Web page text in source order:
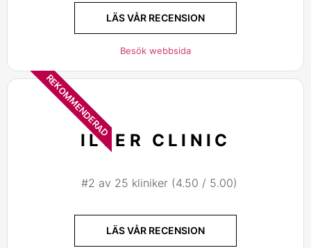
LÄS VÅR RECENSION
Besök webbsida
REKOMMENDERAD
ILTER CLINIC
#2 av 25 kliniker (4.50 / 5.00)
LÄS VÅR RECENSION